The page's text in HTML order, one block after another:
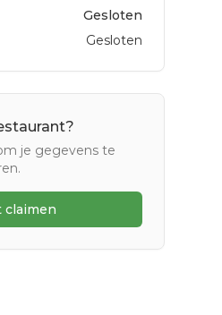
Gesloten
Gesloten
je gegevens te
claimen